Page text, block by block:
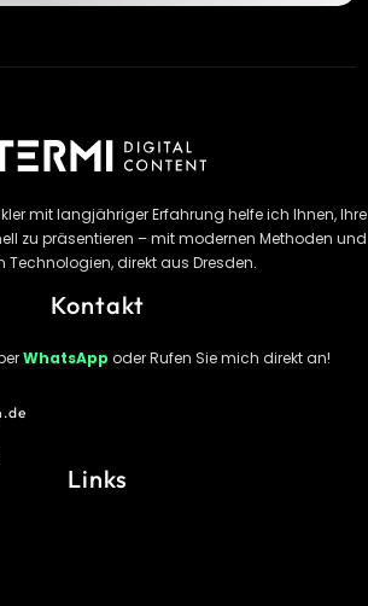
mit langjähriger Erfahrung helfe ich Ihnen, Ihre
zu präsentieren – mit modernen Methoden und
Technologien, direkt aus Dresden.
Kontakt
WhatsApp oder Rufen Sie mich direkt an!
Links